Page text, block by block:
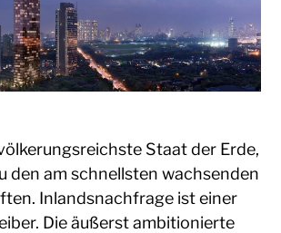
Staat der Erde,
den am schnellsten wachsenden
Inlandsnachfrage ist einer
Die äußerst ambitionierte